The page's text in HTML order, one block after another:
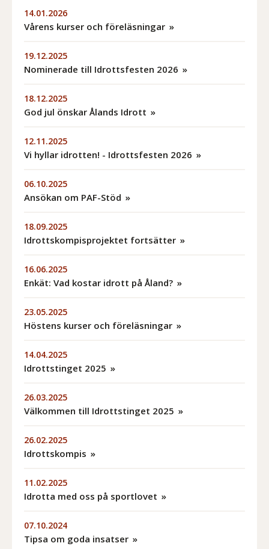
14.01.2026
Vårens kurser och föreläsningar
19.12.2025
Nominerade till Idrottsfesten 2026
18.12.2025
God jul önskar Ålands Idrott
12.11.2025
Vi hyllar idrotten! - Idrottsfesten 2026
06.10.2025
Ansökan om PAF-Stöd
18.09.2025
Idrottskompisprojektet fortsätter
16.06.2025
Enkät: Vad kostar idrott på Åland?
23.05.2025
Höstens kurser och föreläsningar
14.04.2025
Idrottstinget 2025
26.03.2025
Välkommen till Idrottstinget 2025
26.02.2025
Idrottskompis
11.02.2025
Idrotta med oss på sportlovet
07.10.2024
Tipsa om goda insatser